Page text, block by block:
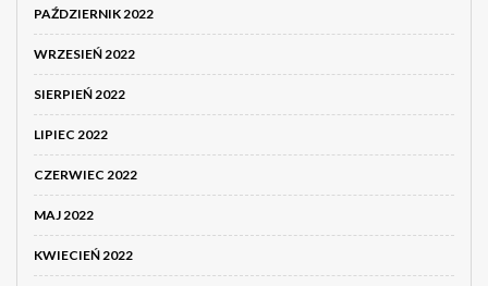
PAŹDZIERNIK 2022
WRZESIEŃ 2022
SIERPIEŃ 2022
LIPIEC 2022
CZERWIEC 2022
MAJ 2022
KWIECIEŃ 2022